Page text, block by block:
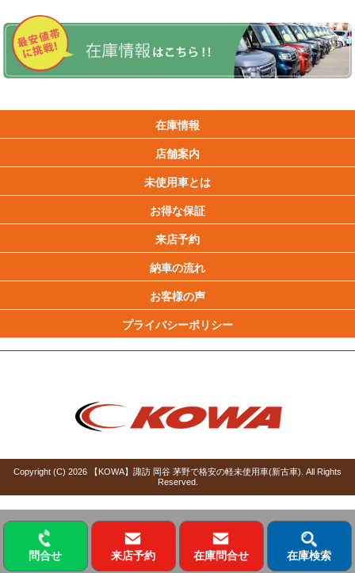
在庫情報
店舗案内
未使用車とは
お得な保証
来店予約
納車の流れ
お客様の声
プライバシーポリシー
Copyright (C) 2026 【KOWA】諏訪 岡谷 茅野で格安の軽未使用車(新古車) . All Rights
Reserved.
問合せ 来店予約 在庫問合せ 在庫検索